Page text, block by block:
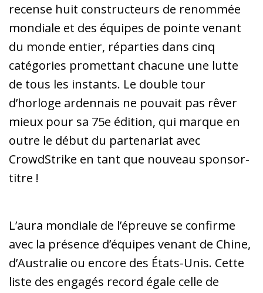
recense huit constructeurs de renommée
mondiale et des équipes de pointe venant
du monde entier, réparties dans cinq
catégories promettant chacune une lutte
de tous les instants. Le double tour
d’horloge ardennais ne pouvait pas rêver
mieux pour sa 75e édition, qui marque en
outre le début du partenariat avec
CrowdStrike en tant que nouveau sponsor-
titre !
L’aura mondiale de l’épreuve se confirme
avec la présence d’équipes venant de Chine,
d’Australie ou encore des États-Unis. Cette
liste des engagés record égale celle de